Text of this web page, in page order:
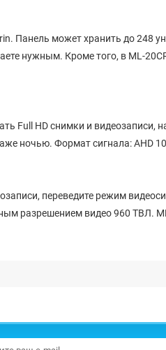
Панель может хранить до 248
нужным. Кроме того, в ML-
Full HD снимки и
ночью. Формат сигнала:AHD
переведите режим
разрешением видео 960 ТВЛ.